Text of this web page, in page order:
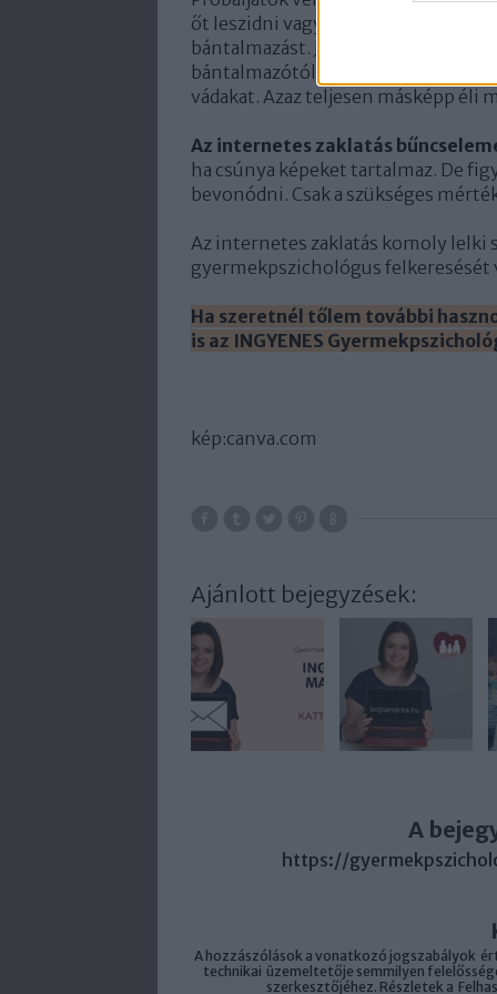
őt leszidni vagy büntetni, ha
bántalmazást. Jusson eszetekbe a
bántalmazótól, szégyellheti a
vádakat. Azaz teljesen másképp éli
Az internetes zaklatás
ha csúnya képeket tartalmaz. De
bevonódni. Csak a szükséges
Az internetes zaklatás komoly lelki
gyermekpszichológus felkeresését
Ha szeretnél tőlem további
is az INGYENES
kép:canva.com
Ajánlott bejegyzések:
A
https://
A hozzászólások a vonatkozó jogszabályok
technikai üzemeltetője semmilyen
szerkesztőjéhez. Részletek a